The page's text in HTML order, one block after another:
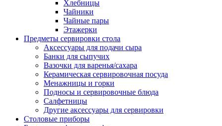
Хлебницы
Чайники
Чайные пары
Этажерки
Предметы сервировки стола
Аксессуары для подачи сыра
Банки для сыпучих
Вазочки для варенья/сахара
Керамическая сервировочная посуда
Менажницы и горки
Подносы и сервировочные блюда
Салфетницы
Другие аксессуары для сервировки
Столовые приборы